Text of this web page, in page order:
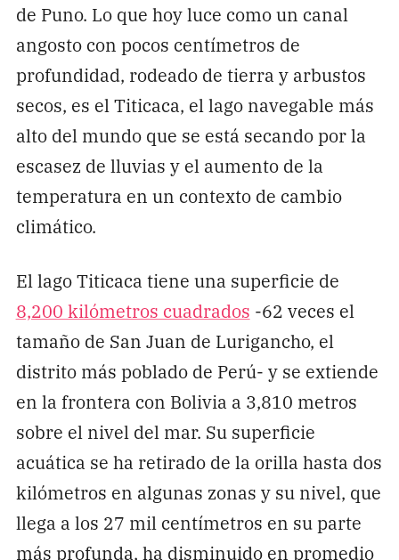
de Puno. Lo que hoy luce como un canal
angosto con pocos centímetros de
profundidad, rodeado de tierra y arbustos
secos, es el Titicaca, el lago navegable más
alto del mundo que se está secando por la
escasez de lluvias y el aumento de la
temperatura en un contexto de cambio
climático.
El lago Titicaca tiene una superficie de
8,200 kilómetros cuadrados -62 veces el
tamaño de San Juan de Lurigancho, el
distrito más poblado de Perú- y se extiende
en la frontera con Bolivia a 3,810 metros
sobre el nivel del mar. Su superficie
acuática se ha retirado de la orilla hasta dos
kilómetros en algunas zonas y su nivel, que
llega a los 27 mil centímetros en su parte
más profunda, ha disminuido en promedio